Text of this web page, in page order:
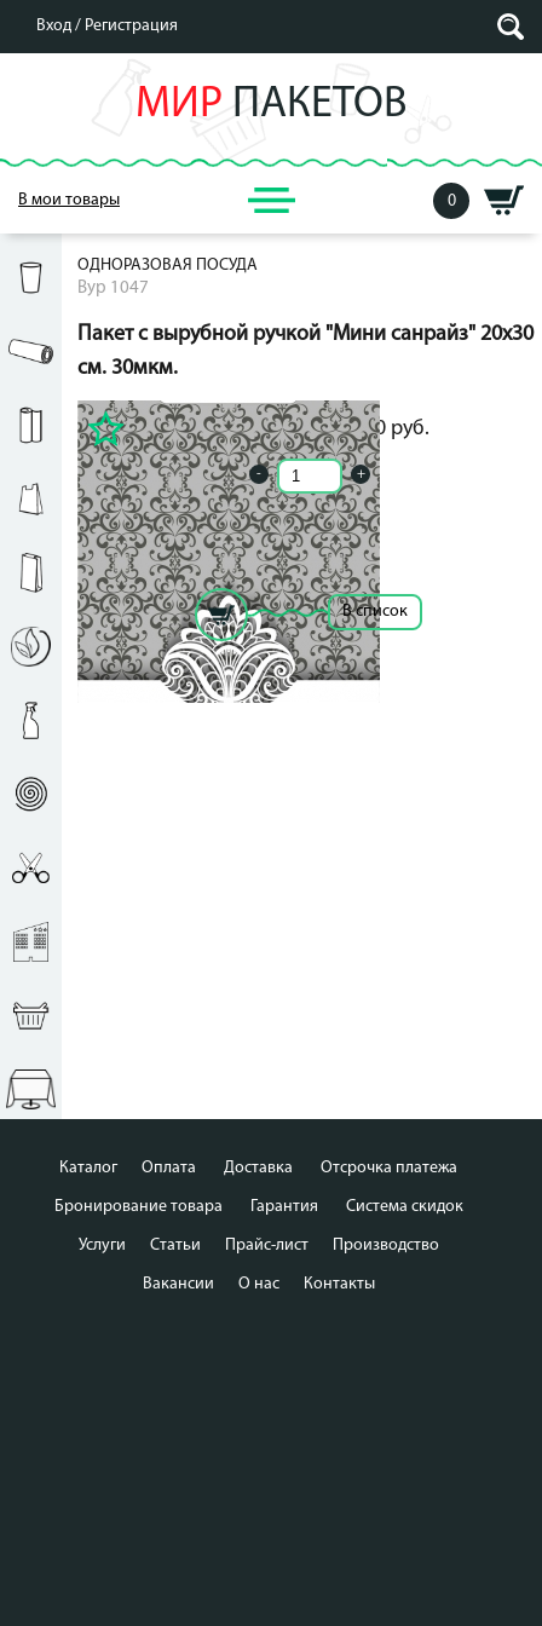
Вход / Регистрация
МИР ПАКЕТОВ
В мои товары 0
ОДНОРАЗОВАЯ ПОСУДА
Вур 1047
Пакет с вырубной ручкой "Мини санрайз" 20х30
см. 30мкм.
2.00руб. 2.00 руб.
- +
Кол-во ед. в упак.: -1
Рассчитать цену за единицу
В список
Каталог Оплата Доставка Отсрочка платежа
Бронирование товара Гарантия Система скидок
Услуги Статьи Прайс-лист Производство
Вакансии О нас Контакты